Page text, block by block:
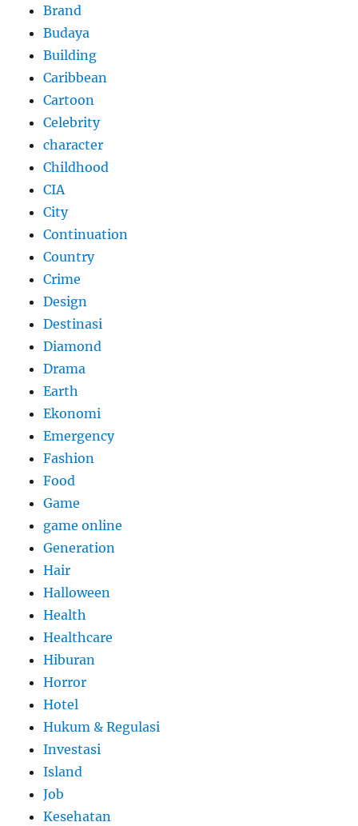
Brand
Budaya
Building
Caribbean
Cartoon
Celebrity
character
Childhood
CIA
City
Continuation
Country
Crime
Design
Destinasi
Diamond
Drama
Earth
Ekonomi
Emergency
Fashion
Food
Game
game online
Generation
Hair
Halloween
Health
Healthcare
Hiburan
Horror
Hotel
Hukum & Regulasi
Investasi
Island
Job
Kesehatan